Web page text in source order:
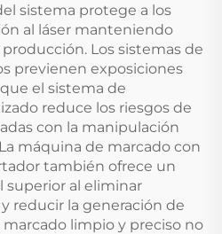
sistema protege a los
al láser manteniendo
Los sistemas de
previenen exposiciones
el sistema de
reduce los riesgos de
con la manipulación
máquina de marcado con
también ofrece un
al eliminar
reducir la generación de
marcado limpio y preciso no